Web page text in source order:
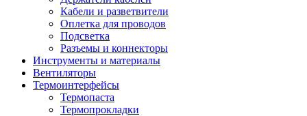
Кабели и разветвители
Оплетка для проводов
Подсветка
Разъемы и коннекторы
Инструменты и материалы
Вентиляторы
Термоинтерфейсы
Термопаста
Термопрокладки